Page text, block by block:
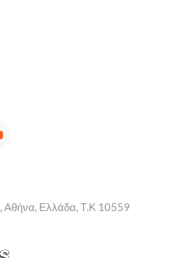
, Αθήνα, Ελλάδα, Τ.Κ 10559